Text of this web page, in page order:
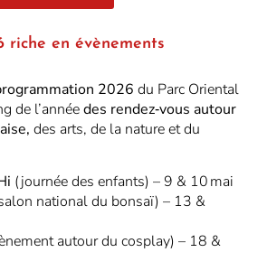
riche en évènements
2026 du Parc Oriental
de l’annéedes rendez‑vous autour
des arts, de la nature et du
(journée des enfants) – 9 & 10 mai
national du bonsaï) – 13 &
autour du cosplay) – 18 &